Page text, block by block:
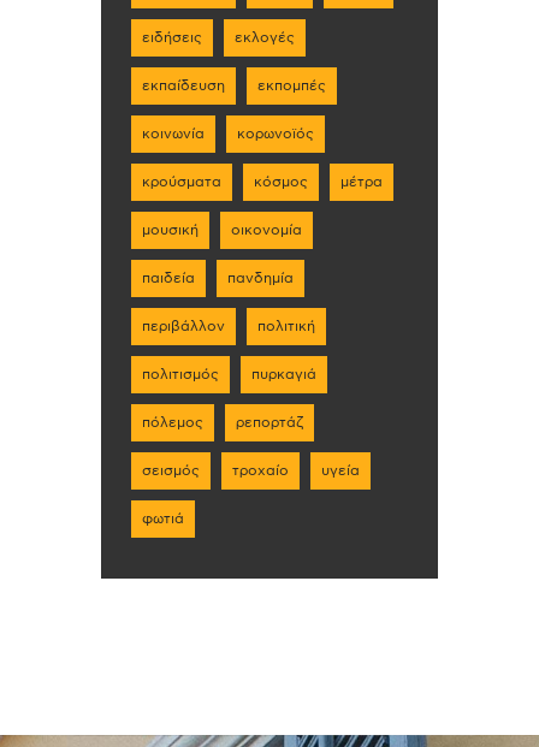
ειδήσεις εκλογές
εκπαίδευση εκπομπές
κοινωνία κορωνοϊός
κρούσματα κόσμος μέτρα
μουσική οικονομία
παιδεία πανδημία
περιβάλλον πολιτική
πολιτισμός πυρκαγιά
πόλεμος ρεπορτάζ
σεισμός τροχαίο υγεία
φωτιά